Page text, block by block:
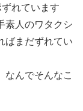
れています
素人のワタクシ
ばまだずれてい
なんでそんなこ